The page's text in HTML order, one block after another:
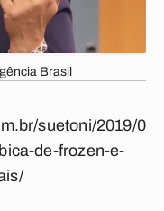
Brasil
suetoni/2019/0
de-frozen-e-